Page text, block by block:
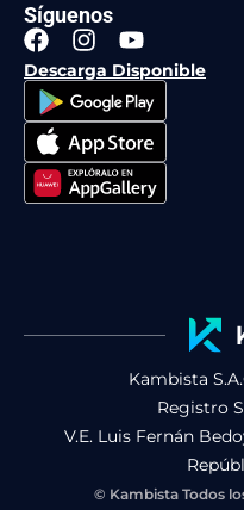
Síguenos
F
a
c
e
b
o
o
k
I
n
s
t
a
g
r
a
Y
o
u
t
u
b
e
Descarga Disponible
Kambista
Registro
V.E. Luis Fernán
© Kambista Todos